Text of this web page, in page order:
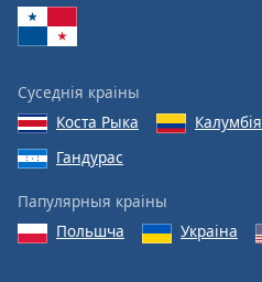
Суседнія краіны
Коста Рыка
Калумбія
Гандурас
Папулярныя краіны
Польшча
Украіна